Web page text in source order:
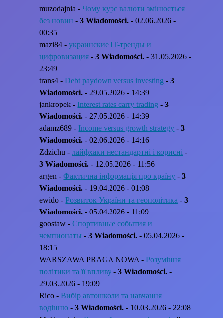
muzodajnia -Чому курс валюти змінюється
без новин -3 Wiadomości. - 02.06.2026 -
00:35
mazi84 -украинские IT-тренды и
цифровизация -3 Wiadomości. - 31.05.2026 -
23:49
trans4 -Debt paydown versus investing -3
Wiadomości. - 29.05.2026 - 14:39
jankropek - Interest rates carry trading -3
Wiadomości. - 27.05.2026 - 14:39
adamz689 - Income versus growth strategy -3
Wiadomości. - 02.06.2026 - 14:16
Zdzichu -лайфхаки нестандартні і корисні -
3 Wiadomości. - 12.05.2026 - 11:56
argen -Фактична інформація про країну -3
Wiadomości. - 19.04.2026 - 01:08
ewido -Розвиток України та геополітика -3
Wiadomości. - 05.04.2026 - 11:09
goostaw -Спортивные события и
чемпионаты -3 Wiadomości. - 05.04.2026 -
18:15
WARSZAWA PRAGA NOWA -Розуміння
політики та її впливу -3 Wiadomości. -
29.03.2026 - 19:09
Rico -Вибір автошколи та навчання
водінню -3 Wiadomości. - 10.03.2026 - 22:08